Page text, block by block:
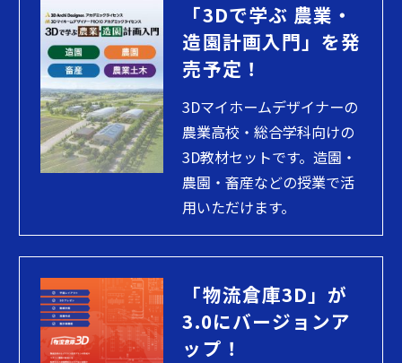
「3Dで学ぶ 農業・
造園計画入門」を発
売予定！
3Dマイホームデザイナーの
農業高校・総合学科向けの
3D教材セットです。造園・
農園・畜産などの授業で活
用いただけます。
「物流倉庫3D」が
3.0にバージョンア
ップ！